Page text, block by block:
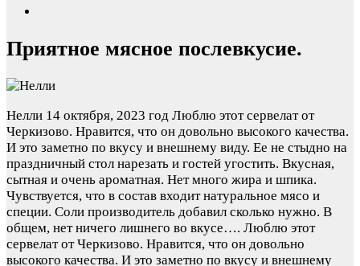
Приятное мясное послевкусие.
Нелли 14 октября, 2023 год Люблю этот сервелат от
Черкизово. Нравится, что он довольно высокого качества.
И это заметно по вкусу и внешнему виду. Ее не стыдно на
праздничный стол нарезать и гостей угостить. Вкусная,
сытная и очень ароматная. Нет много жира и шпика.
Чувствуется, что в состав входит натуральное мясо и
специи. Соли производитель добавил сколько нужно. В
общем, нет ничего лишнего во вкусе…. Люблю этот
сервелат от Черкизово. Нравится, что он довольно
высокого качества. И это заметно по вкусу и внешнему